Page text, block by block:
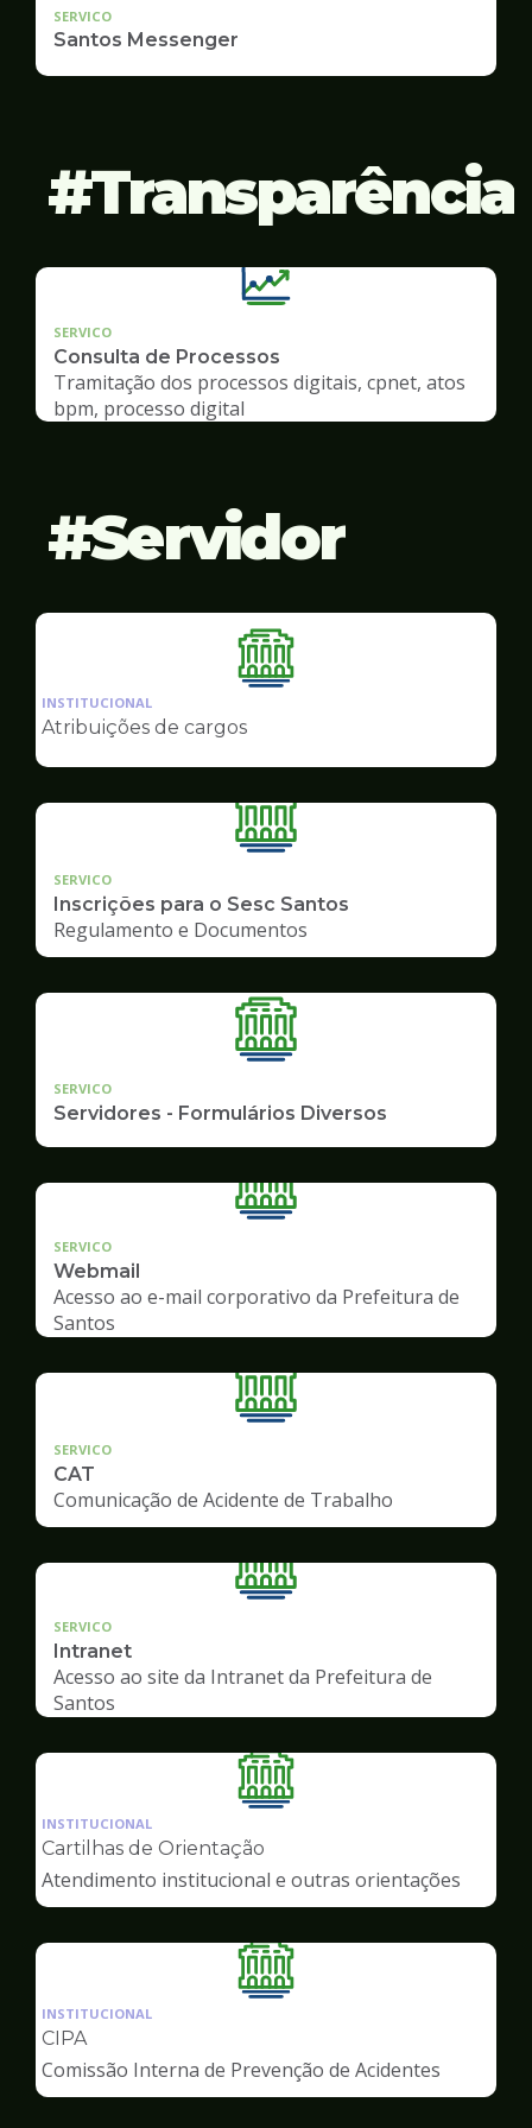
SERVICO
Santos Messenger
Transparência
SERVICO
Consulta de Processos
Tramitação dos processos digitais, cpnet, atos
bpm, processo digital
Servidor
Ilustração
da
Servidor
INSTITUCIONAL
Atribuições de cargos
SERVICO
Inscrições para o Sesc Santos
Regulamento e Documentos
SERVICO
Servidores - Formulários Diversos
SERVICO
Webmail
Acesso ao e-mail corporativo da Prefeitura de
Santos
SERVICO
CAT
Comunicação de Acidente de Trabalho
SERVICO
Intranet
Acesso ao site da Intranet da Prefeitura de
Santos
Ilustração
da
de
Servidor
INSTITUCIONAL
Cartilhas de Orientação
Atendimento institucional e outras orientações
Ilustração
da
Servidor
INSTITUCIONAL
CIPA
Comissão Interna de Prevenção de Acidentes